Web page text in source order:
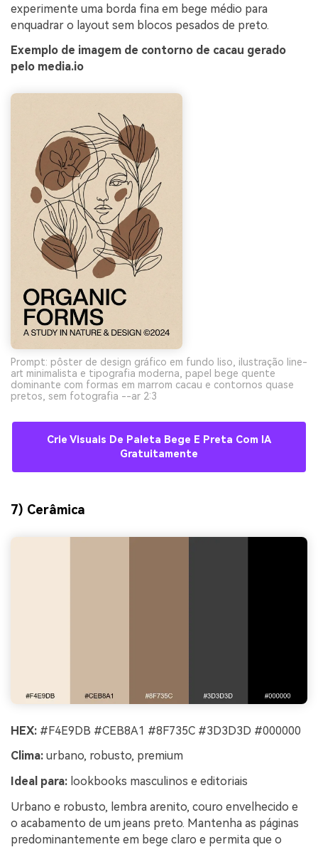
experimente uma borda fina em bege médio para
enquadrar o layout sem blocos pesados de preto.
Exemplo de imagem de contorno de cacau gerado
pelo media.io
Prompt: pôster de design gráfico em fundo liso, ilustração line-
art minimalista e tipografia moderna, papel bege quente
dominante com formas em marrom cacau e contornos quase
pretos, sem fotografia --ar 2:3
Crie Visuais De Paleta Bege E Preta Com IA
Gratuitamente
7) Cerâmica
HEX: #F4E9DB #CEB8A1 #8F735C #3D3D3D #000000
Clima: urbano, robusto, premium
Ideal para: lookbooks masculinos e editoriais
Urbano e robusto, lembra arenito, couro envelhecido e
o acabamento de um jeans preto. Mantenha as páginas
predominantemente em bege claro e permita que o